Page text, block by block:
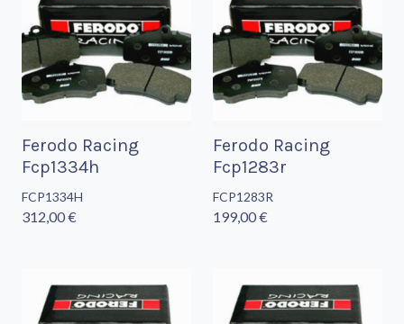
Ferodo Racing
Fcp1334h
FCP1334H
312,00 €
Ferodo Racing
Fcp1283r
FCP1283R
199,00 €